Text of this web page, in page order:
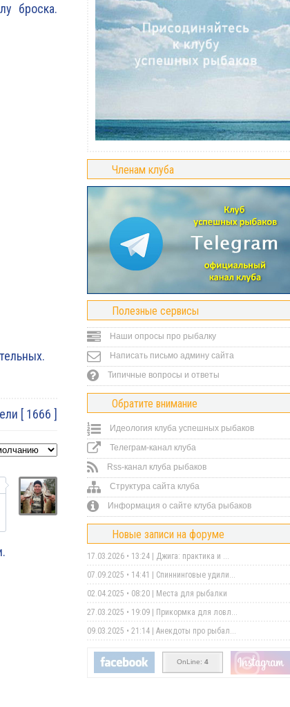
броска.
[ 1666 ]
Членам клуба
Полезные сервисы
Наши опросы про рыбалку
Написать письмо админу сайта
Типичные вопросы и ответы
Обратите внимание
Идеология клуба успешных рыбаков
Телеграм-канал клуба
Rss-канал клуба рыбаков
Структура сайта клуба
Информация о сайте клуба рыбаков
Новые записи на форуме
17.03.2026 • 13:24 | Джига: практика и ...
07.09.2025 • 14:41 | Спиннинговые удили...
02.04.2025 • 08:20 |
Места для рыбалки
27.03.2025 • 19:09 |
Прикормка для ловл...
09.03.2025 • 21:14 | Анекдоты про рыбал...
OnLine: 4